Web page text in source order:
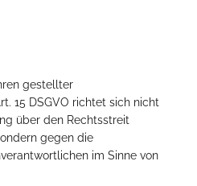
gestellter
15 DSGVO richtet sich nicht
über den Rechtsstreit
gegen die
im Sinne von